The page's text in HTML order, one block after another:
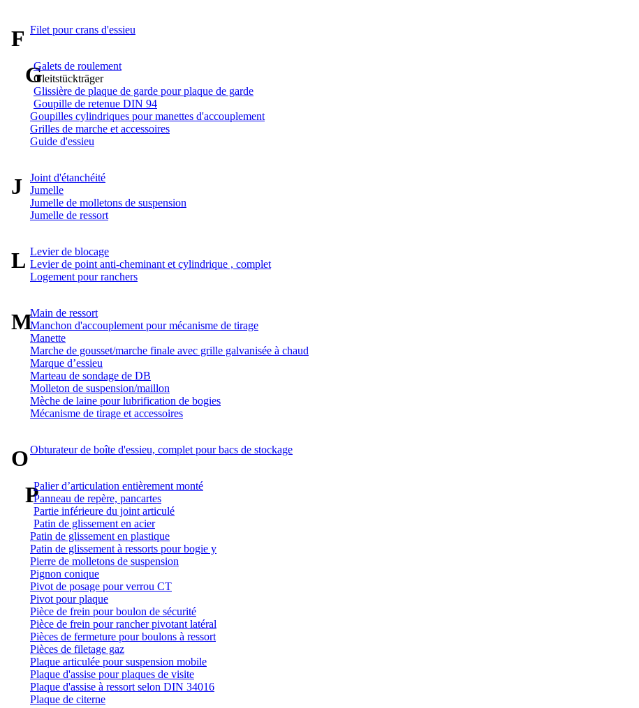
FFilet pour crans d'essieu
G
Galets de roulement
Gleitstückträger
Glissière de plaque de garde pour plaque de garde
Goupille de retenue DIN 94
Goupilles cylindriques pour manettes d'accouplement
Grilles de marche et accessoires
Guide d'essieu
J
Joint d'étanchéité
Jumelle
Jumelle de molletons de suspension
Jumelle de ressort
LLevier de blocage
Levier de point anti-cheminant et cylindrique , complet
Logement pour ranchers
MMain de ressort
Manchon d'accouplement pour mécanisme de tirage
Manette
Marche de gousset/marche finale avec grille galvanisée à chaud
Marque d’essieu
Marteau de sondage de DB
Molleton de suspension/maillon
Mèche de laine pour lubrification de bogies
Mécanisme de tirage et accessoires
OObturateur de boîte d'essieu, complet pour bacs de stockage
PPalier d’articulation entièrement monté
Panneau de repère, pancartes
Partie inférieure du joint articulé
Patin de glissement en acier
Patin de glissement en plastique
Patin de glissement à ressorts pour bogie y
Pierre de molletons de suspension
Pignon conique
Pivot de posage pour verrou CT
Pivot pour plaque
Pièce de frein pour boulon de sécurité
Pièce de frein pour rancher pivotant latéral
Pièces de fermeture pour boulons à ressort
Pièces de filetage gaz
Plaque articulée pour suspension mobile
Plaque d'assise pour plaques de visite
Plaque d'assise à ressort selon DIN 34016
Plaque de citerne